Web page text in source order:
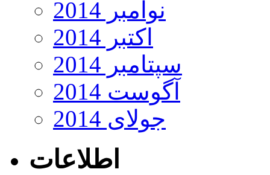
نوامبر 2014
اکتبر 2014
سپتامبر 2014
آگوست 2014
جولای 2014
اطلاعات